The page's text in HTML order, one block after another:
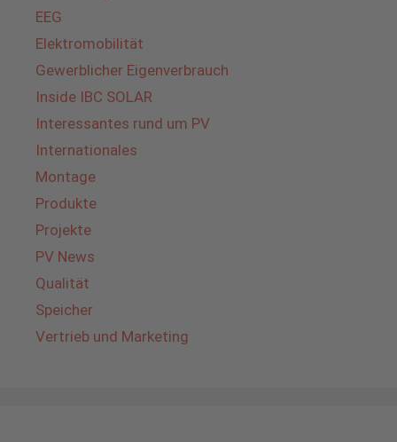
EEG
Elektromobilität
Gewerblicher Eigenverbrauch
Inside IBC SOLAR
Interessantes rund um PV
Internationales
Montage
Produkte
Projekte
PV News
Qualität
Speicher
Vertrieb und Marketing